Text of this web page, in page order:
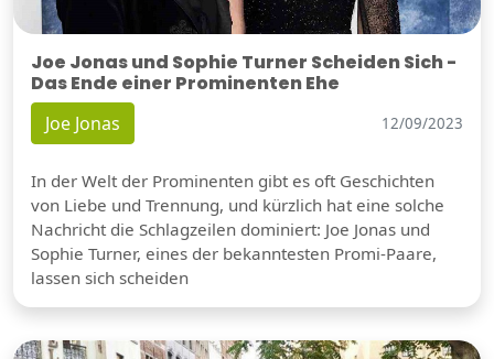
Joe Jonas und Sophie Turner Scheiden Sich -
Das Ende einer Prominenten Ehe
Joe Jonas 12/09/2023
In der Welt der Prominenten gibt es oft Geschichten
von Liebe und Trennung, und kürzlich hat eine solche
Nachricht die Schlagzeilen dominiert: Joe Jonas und
Sophie Turner, eines der bekanntesten Promi-Paare,
lassen sich scheiden